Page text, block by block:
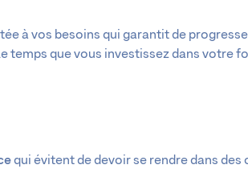
à vos besoins qui garantit de
temps que vous investissez dans votre
qui évitent de devoir se rendre dans des